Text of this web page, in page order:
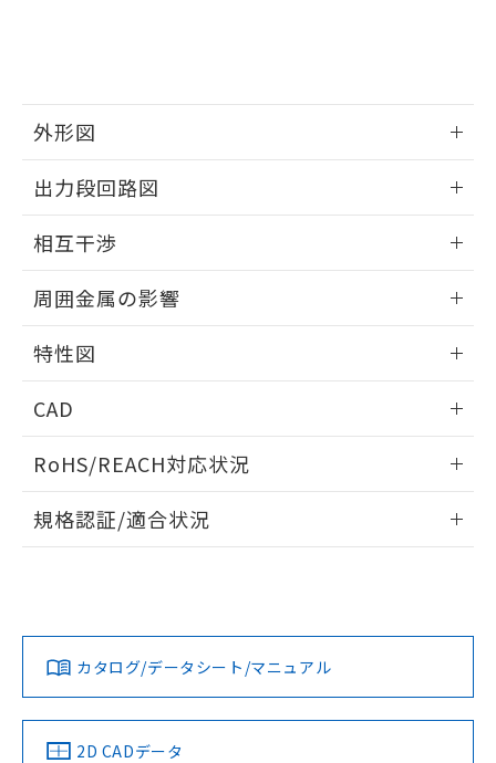
外形図
外形図
出力段回路図
出力段回路図
タイムチャート
相互干渉
相互干渉
A: 50mm以上、B: 35mm以上
周囲金属の影響
周囲金属の影響
特性図
検出物体の大きさと材質による影響
CAD
ドすることができます。
ログイン/会員登録
ダウンロードデータをご利用いただく前に、以下を必ずお読
みください。
ソフトウェアの使用条件
RoHS/REACH対応状況
EU RoHS 注意事項・凡例
対応済み
中国 RoHS 注意事項・凡例
規格認証/適合状況
LR型式承認
（イギリス
船舶規格）
DNV型式承認
（ノルウェー
BV型式承認
（フランス
KR型式
（韓国
カタログ/データシート/マニュアル
2D CADデータ
※当社の共同利用者とは、"個人情報
の共同利用に関して"
用者の範囲」に記載されている法人を
とができます。
EU RoHS指令（10物質）の非含有証明書
51物質の非含有証明書（当社基準）
※本証明書は発行日時点で非含有を証明す
ものではありません。
また、RoHS指令のフタル酸エステル類４
物質の対応では、対応完了までの期間は出
欄に対応日を記載しておりました。
既に当社にて対応品への在庫切替を完了
していることから、特段のことがない限
す。